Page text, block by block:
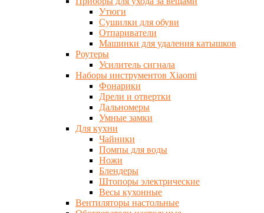
Утюги
Сушилки для обуви
Отпариватели
Машинки для удаления катышков
Роутеры
Усилитель сигнала
Наборы инструментов Xiaomi
Фонарики
Дрели и отвертки
Дальномеры
Умные замки
Для кухни
Чайники
Помпы для воды
Ножи
Блендеры
Штопоры электрические
Весы кухонные
Вентиляторы настольные